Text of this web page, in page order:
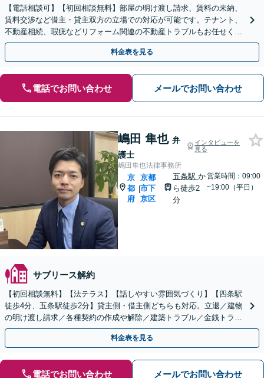
【電話相談可】【初回相談無料】部屋の明け渡し請求、賃料の未納、
賃料交渉など借主・貸主双方の立場での対応が可能です。テナント、
不動産相続、瑕疵などリフォーム関連の不動産トラブルもお任せくだ
さい【分割払い可】
料金表を見る
電話でお問い合わせ メールでお問い合わせ
嶋田 隼也 弁
護士
インタビューを
見る
嶋田隼也法律事務所
京
都
府
|
京都
市下
京区
五条駅 か
ら徒歩2
分
営業時間：09:00
~19:00（平日）
サブリース解約
【初回相談無料】【法テラス】【話しやすい雰囲気づくり】【四条駅
徒歩4分、五条駅徒歩2分】貸主側・借主側どちらも対応。立退／建物
の明け渡し請求／各種契約の作成や解除／建築トラブル／金銭トラブ
ルなど幅広く対応【夜間・休日面談】
料金表を見る
電話でお問い合わせ メールでお問い合わせ